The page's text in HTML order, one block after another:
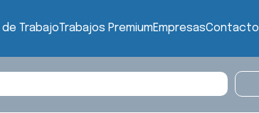
de TrabajoTrabajos PremiumEmpresasContacto